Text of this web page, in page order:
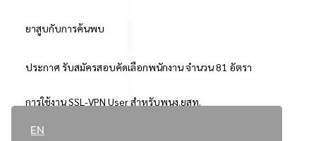
EN
ยาสูบกับการค้นพบ
ประกาศ รับสมัครสอบคัดเลือกพนักงาน จำนวน 81 อัตรา
การใช้งาน SSL-VPN User สำหรับพนง.ยสท.